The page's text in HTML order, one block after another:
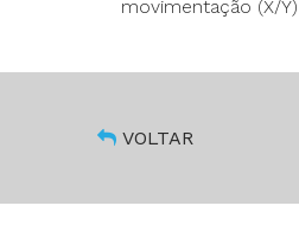
movimentação (X/
VOLTAR